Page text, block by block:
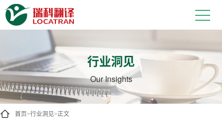
行业洞见
Our Insights
首页>行业洞见>正文